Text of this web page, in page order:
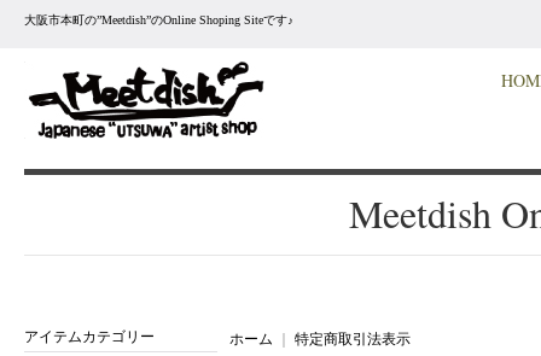
大阪市本町の”Meetdish”のOnline Shoping Siteです♪
Meetdish
アイテムカテゴリー ホーム 特定商取引法表示